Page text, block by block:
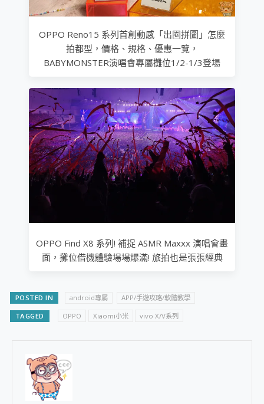
OPPO Reno15 系列首創動感「出圈拼圖」怎麼
拍都型，價格、規格、優惠一覽，
BABYMONSTER演唱會專屬攤位1/2-1/3登場
OPPO Find X8 系列! 補捉 ASMR Maxxx 演唱會畫
面，攤位借機體驗場場爆滿! 旅拍也是張張經典
POSTED IN android專屬 APP/手遊攻略/軟體教學
TAGGED OPPO Xiaomi小米 vivo X/V系列